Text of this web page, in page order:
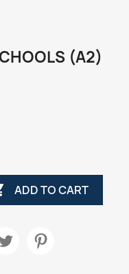
(A2)
ADD TO CART